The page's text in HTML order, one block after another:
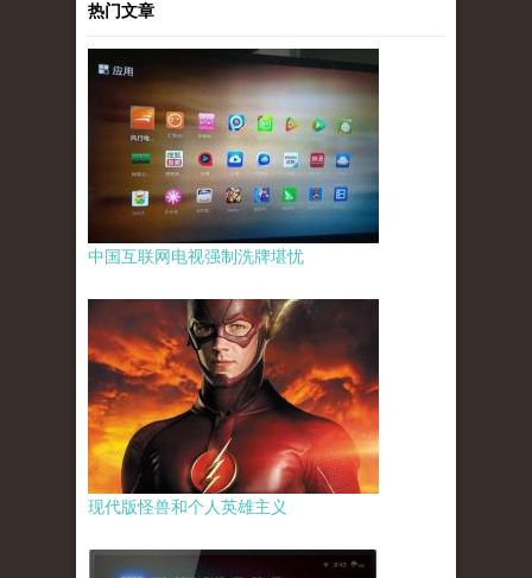
热门文章
中国互联网电视强制洗牌堪忧
现代版怪兽和个人英雄主义